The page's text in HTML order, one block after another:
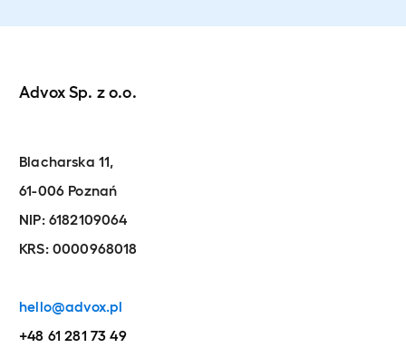
Advox Sp. z o.o.
Blacharska 11,
61-006 Poznań
NIP: 6182109064
KRS: 0000968018
hello@advox.pl
+48 61 281 73 49